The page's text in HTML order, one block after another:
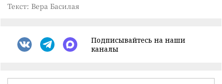
Текст: Вера Басилая
Подписывайтесь на наши
каналы